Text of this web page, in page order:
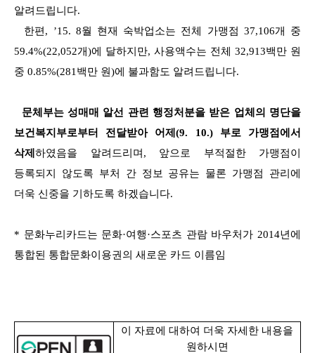
알려드립니다.
한편, ’15. 8월 현재 숙박업소는 전체 가맹점 37,106개 중
59.4%(22,052개)에 달하지만, 사용액수는 전체 32,913백만 원
중 0.85%(281백만 원)에 불과함도 알려드립니다.
문체부는 성매매 알선 관련 행정처분을 받은 업체의 명단을
보건복지부로부터 전달받아 어제(9. 10.) 부로 가맹점에서
삭제 하였음을 알려드리며, 앞으로 부적절한 가맹점이
등록되지 않도록 부처 간 정보 공유는 물론 가맹점 관리에
더욱 신중을 기하도록 하겠습니다.
* 문화누리카드는 문화·여행·스포츠 관람 바우처가 2014년에
통합된 통합문화이용권의 새로운 카드 이름임
이 자료에 대하여 더욱 자세한 내용을
원하시면